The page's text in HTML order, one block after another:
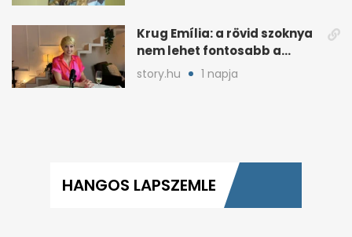
Krug Emília: a rövid szoknya
nem lehet fontosabb a
kérdéseimnél
story.hu 1 napja
HANGOS LAPSZEMLE